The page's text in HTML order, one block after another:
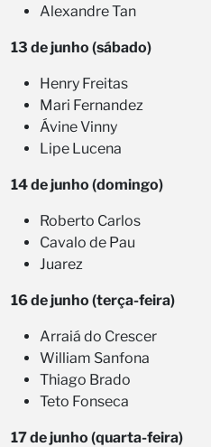
Alexandre Tan
13 de junho (sábado)
Henry Freitas
Mari Fernandez
Ávine Vinny
Lipe Lucena
14 de junho (domingo)
Roberto Carlos
Cavalo de Pau
Juarez
16 de junho (terça-feira)
Arraiá do Crescer
William Sanfona
Thiago Brado
Teto Fonseca
17 de junho (quarta-feira)